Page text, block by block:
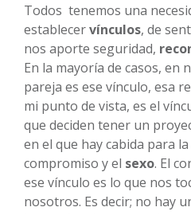
Todos tenemos una
establecervínculos, de
nos aporte seguridad,
En la mayoría de casos, en
pareja es ese vínculo, esa
mi punto de vista, es el
que deciden tener un
en el que hay cabida para
compromiso y el sexo. El
ese vínculo es lo que nos
nosotros. Es decir; no hay